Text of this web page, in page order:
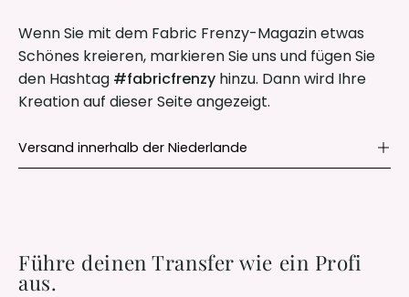
Wenn Sie mit dem Fabric Frenzy-Magazin etwas
Schönes kreieren, markieren Sie uns und fügen Sie
den Hashtag #fabricfrenzy hinzu. Dann wird Ihre
Kreation auf dieser Seite angezeigt.
Versand innerhalb der Niederlande
Führe deinen Transfer wie ein Profi
aus.